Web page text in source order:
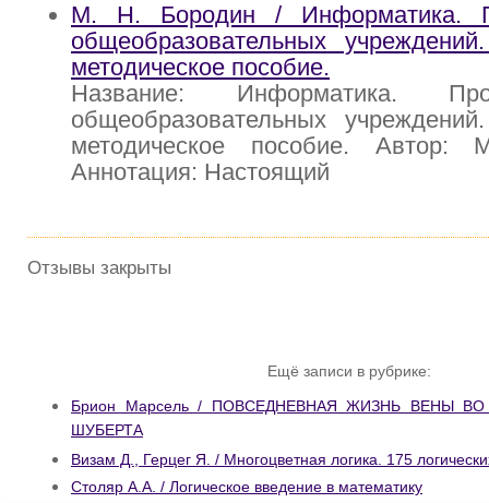
М. Н. Бородин / Информатика.
общеобразовательных
методическое пособие.
Название: Информатика.
общеобразовательных
методическое пособие.
Аннотация: Настоящий
Отзывы закрыты
Ещё записи в рубрике:
Брион Марсель / ПОВСЕДНЕВНАЯ ЖИЗНЬ ВЕНЫ
ШУБЕРТА
Визам Д., Герцег Я. / Многоцветная логика. 175
Столяр А.А. / Логическое введение в математику